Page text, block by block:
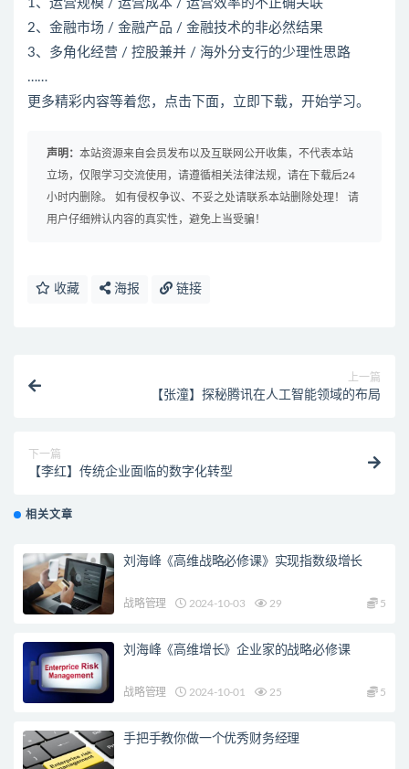
1、运营规模 / 运营成本 / 运营效率的不正确关联
2、金融市场 / 金融产品 / 金融技术的非必然结果
3、多角化经营 / 控股兼并 / 海外分支行的少理性思路
……
更多精彩内容等着您，点击下面，立即下载，开始学习。
声明： 本站资源来自会员发布以及互联网公开收集，不代表本站
立场，仅限学习交流使用，请遵循相关法律法规，请在下载后24
小时内删除。 如有侵权争议、不妥之处请联系本站删除处理！ 请
用户仔细辨认内容的真实性，避免上当受骗！
收藏 海报 链接
上一篇
【张潼】探秘腾讯在人工智能领域的布局
下一篇
【李红】传统企业面临的数字化转型
相关文章
刘海峰《高维战略必修课》实现指数级增长
战略管理 2024-10-03 29 5
刘海峰《高维增长》企业家的战略必修课
战略管理 2024-10-01 25 5
手把手教你做一个优秀财务经理